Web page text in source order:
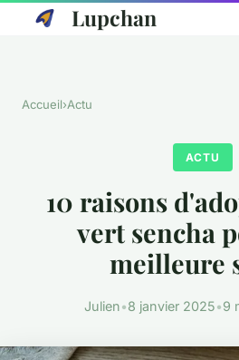
Lupchan
Accueil›Actu
ACTU
10 raisons
vert sencha
meilleure
Julien•8 janvier 2025•9